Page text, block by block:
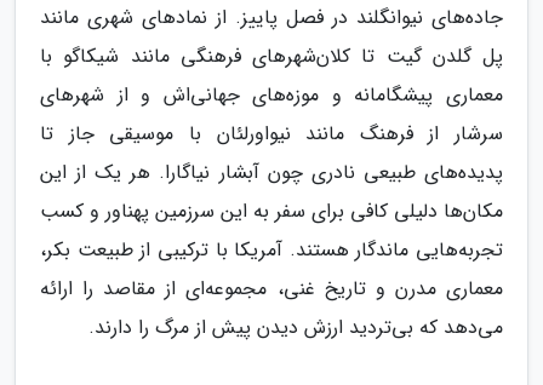
جاده‌های نیوانگلند در فصل پاییز. از نمادهای شهری مانند
پل گلدن گیت تا کلان‌شهرهای فرهنگی مانند شیکاگو با
معماری پیشگامانه و موزه‌های جهانی‌اش و از شهرهای
سرشار از فرهنگ مانند نیواورلئان با موسیقی جاز تا
پدیده‌های طبیعی نادری چون آبشار نیاگارا. هر یک از این
مکان‌ها دلیلی کافی برای سفر به این سرزمین پهناور و کسب
تجربه‌هایی ماندگار هستند. آمریکا با ترکیبی از طبیعت بکر،
معماری مدرن و تاریخ غنی، مجموعه‌ای از مقاصد را ارائه
می‌دهد که بی‌تردید ارزش دیدن پیش از مرگ را دارند.